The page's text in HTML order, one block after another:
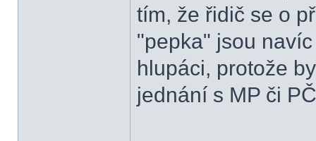
tím, že řidič se o
"pepka" jsou
hlupáci, protože
jednání s MP či